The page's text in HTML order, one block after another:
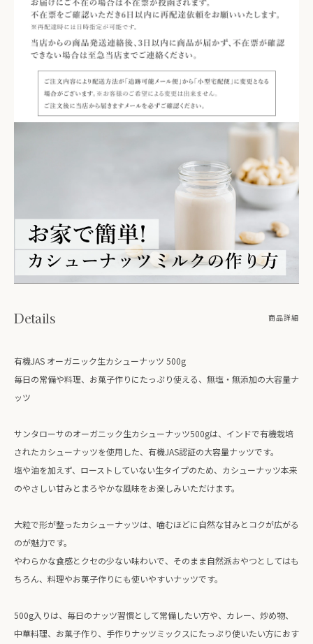
商品詳細
Details
有機JAS オーガニック生カシューナッツ 500g
毎日の常備や料理、お菓子作りにたっぷり使える、無塩・無添加の大容量ナ
ッツ
サンタローサのオーガニック生カシューナッツ500gは、インドで有機栽培
されたカシューナッツを使用した、有機JAS認証の大容量ナッツです。
塩や油を加えず、ローストしていない生タイプのため、カシューナッツ本来
のやさしい甘みとまろやかな風味をお楽しみいただけます。
大粒で形が整ったカシューナッツは、噛むほどに自然な甘みとコクが広がる
のが魅力です。
やわらかな食感とクセの少ない味わいで、そのまま自然派おやつとしてはも
ちろん、料理やお菓子作りにも使いやすいナッツです。
500g入りは、毎日のナッツ習慣として常備したい方や、カレー、炒め物、
中華料理、お菓子作り、手作りナッツミックスにたっぷり使いたい方におす